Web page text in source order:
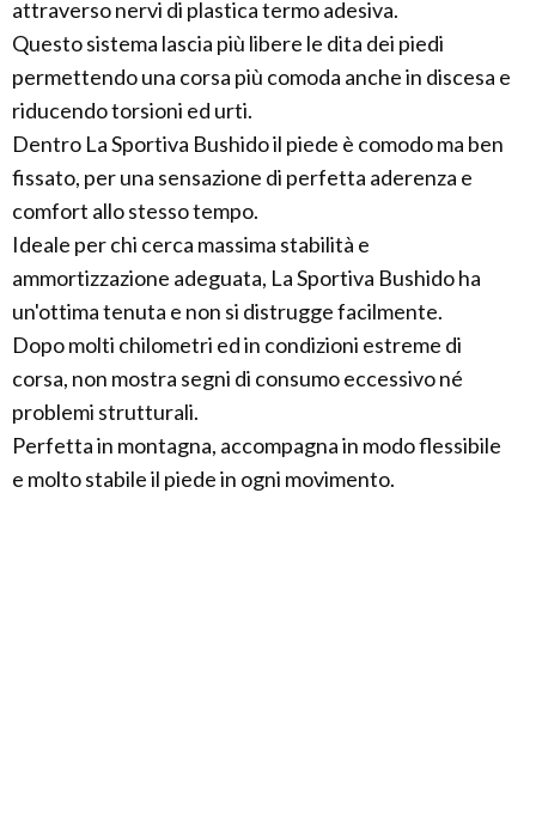
attraverso nervi di plastica termo adesiva.
Questo sistema lascia più libere le dita dei piedi
permettendo una corsa più comoda anche in discesa e
riducendo torsioni ed urti.
Dentro La Sportiva Bushido il piede è comodo ma ben
fissato, per una sensazione di perfetta aderenza e
comfort allo stesso tempo.
Ideale per chi cerca massima stabilità e
ammortizzazione adeguata, La Sportiva Bushido ha
un'ottima tenuta e non si distrugge facilmente.
Dopo molti chilometri ed in condizioni estreme di
corsa, non mostra segni di consumo eccessivo né
problemi strutturali.
Perfetta in montagna, accompagna in modo flessibile
e molto stabile il piede in ogni movimento.